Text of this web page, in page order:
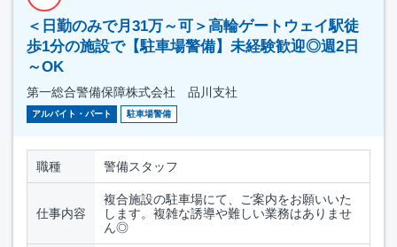
＜日勤のみで月31万～可＞高輪ゲートウェイ駅徒
歩1分の施設で【駐車場警備】未経験歓迎◎週2日
～OK
第一総合警備保障株式会社 品川支社
アルバイト・パート 駐車場警備
職種 警備スタッフ
仕事内容
複合施設の駐車場にて、ご案内をお願いいた
します。複雑な誘導や難しい業務はありませ
ん◎